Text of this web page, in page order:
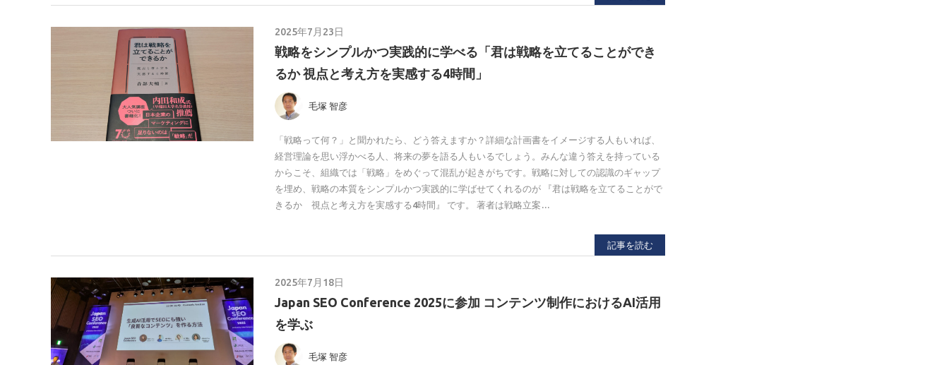
2025年7月23日
戦略をシンプルかつ実践的に学べる「君は戦略を立てることができ
るか 視点と考え方を実感する4時間」
毛塚 智彦
「戦略って何？」と聞かれたら、どう答えますか？詳細な計画書をイメージする人もいれば、
経営理論を思い浮かべる人、将来の夢を語る人もいるでしょう。みんな違う答えを持っている
からこそ、組織では「戦略」をめぐって混乱が起きがちです。戦略に対しての認識のギャップ
を埋め、戦略の本質をシンプルかつ実践的に学ばせてくれるのが 『君は戦略を立てることがで
きるか 視点と考え方を実感する4時間』 です。 著者は戦略立案…
記事を読む
2025年7月18日
Japan SEO Conference 2025に参加 コンテンツ制作におけるAI活用
を学ぶ
毛塚 智彦